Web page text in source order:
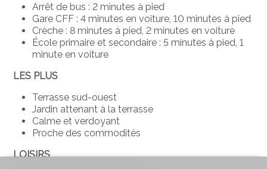
Arrêt de bus : 2 minutes à pied
Gare CFF : 4 minutes en voiture, 10 minutes à pied
Crèche : 8 minutes à pied, 2 minutes en voiture
École primaire et secondaire : 5 minutes à pied, 1
minute en voiture
LES PLUS
Terrasse sud-ouest
Jardin attenant à la terrasse
Calme et verdoyant
Proche des commodités
LOISIRS